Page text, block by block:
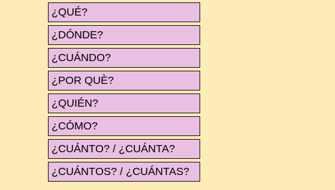
¿QUÉ?
¿DÓNDE?
¿CUÁNDO?
¿POR QUÈ?
¿QUIÉN?
¿CÓMO?
¿CUÁNTO? / ¿CUÁNTA?
¿CUÁNTOS? / ¿CUÁNTAS?